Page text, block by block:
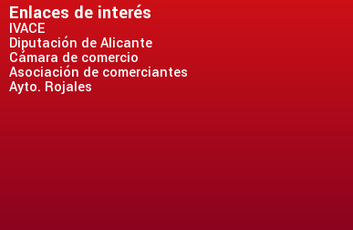
Enlaces de interés
IVACE
Diputación de Alicante
Cámara de comercio
Asociación de comerciantes
Ayto. Rojales